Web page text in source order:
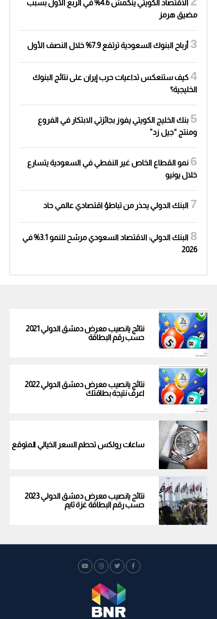
الاقتصاد الكويتي ينكمش 4.6% في الربع الأول بسبب
مضيق هرمز
أرباح البنوك السعودية ترتفع 7.9% خلال النصف الأول
كيف ستنعكس تداعيات حرب إيران على نتائج البنوك
الخليجية؟
بنك الخليج الكويتي يفوز بجائزتي الابتكار في الفروع
ومنتج “جيل زد”
نمو القطاع الخاص غير النفطي في السعودية يتسارع
خلال يونيو
البنك الدولي يحذر من تباطؤ اقتصادي عالمي حاد
البنك الدولي: الاقتصاد السعودي مرشح للنمو 3.1% في
2026
نتائج يانصيب معرض دمشق الدولي 2021
حسب رقم البطاقة
نتائج يانصيب معرض دمشق الدولي 2022
اعرف نتيجة بطاقتك
ساعات رولكس تحطم السعر الخيالي المتوقع
نتائج يانصيب معرض دمشق الدولي 2023
حسب رقم البطاقة غزة تايم